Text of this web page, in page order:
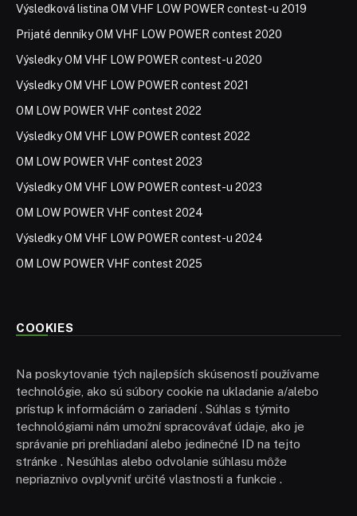
Výsledková listina OM VHF LOW POWER contest-u 2019
Prijaté denníky OM VHF LOW POWER contest 2020
Výsledky OM VHF LOW POWER contest-u 2020
Výsledky OM VHF LOW POWER contest 2021
OM LOW POWER VHF contest 2022
Výsledky OM VHF LOW POWER contest 2022
OM LOW POWER VHF contest 2023
Výsledky OM VHF LOW POWER contest-u 2023
OM LOW POWER VHF contest 2024
Výsledky OM VHF LOW POWER contest-u 2024
OM LOW POWER VHF contest 2025
COOKIES
Na poskytovanie tých najlepších skúseností používame
technológie, ako sú súbory cookie na ukladanie a/alebo
prístup k informáciám o zariadení . Súhlas s týmito
technológiami nám umožní spracovávať údaje, ako je
správanie pri prehliadaní alebo jedinečné ID na tejto
stránke . Nesúhlas alebo odvolanie súhlasu môže
nepriaznivo ovplyvniť určité vlastnosti a funkcie .